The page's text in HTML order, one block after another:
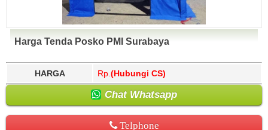
Harga Tenda Posko PMI Surabaya
HARGA Rp. (Hubungi CS)
Chat Whatsapp
Telphone